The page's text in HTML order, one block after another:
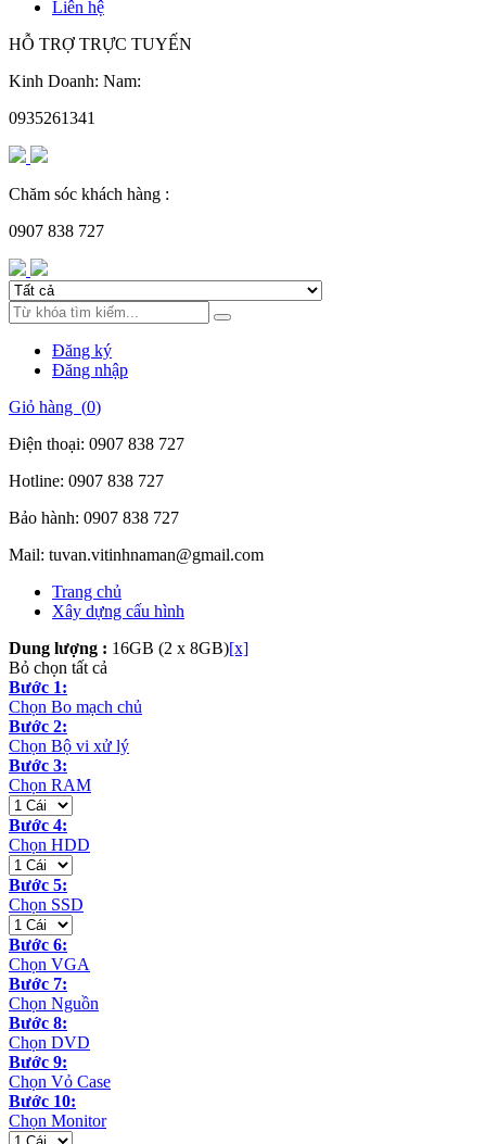
Liên hệ
HỖ TRỢ TRỰC TUYẾN
Kinh Doanh: Nam:
0935261341
Chăm sóc khách hàng :
0907 838 727
Đăng ký
Đăng nhập
Giỏ hàng (0)
Điện thoại: 0907 838 727
Hotline: 0907 838 727
Bảo hành: 0907 838 727
Mail: tuvan.vitinhnaman@gmail.com
Trang chủ
Xây dựng cấu hình
Dung lượng : 16GB (2 x 8GB)[x]
Bỏ chọn tất cả
Bước 1:
Chọn Bo mạch chủ
Bước 2:
Chọn Bộ vi xử lý
Bước 3:
Chọn RAM
Bước 4:
Chọn HDD
Bước 5:
Chọn SSD
Bước 6:
Chọn VGA
Bước 7:
Chọn Nguồn
Bước 8:
Chọn DVD
Bước 9:
Chọn Vỏ Case
Bước 10:
Chọn Monitor